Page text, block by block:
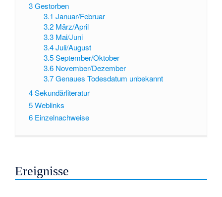
3Gestorben
3.1 Januar/Februar
3.2 März/April
3.3 Mai/Juni
3.4 Juli/August
3.5 September/Oktober
3.6 November/Dezember
3.7 Genaues Todesdatum unbekannt
4Sekundärliteratur
5Weblinks
6 Einzelnachweise
Ereignisse